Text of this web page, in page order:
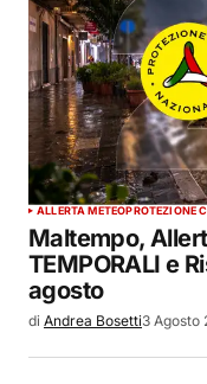
ALLERTA METEOPROTEZIONE
Maltempo,
TEMPORALI e
agosto
di Andrea Bosetti3 Agosto